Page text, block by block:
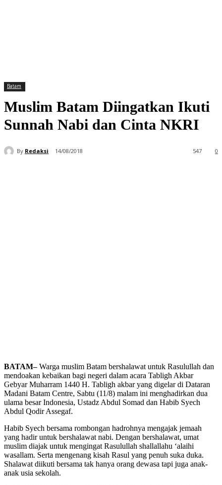
Batam
Muslim Batam Diingatkan Ikuti
Sunnah Nabi dan Cinta NKRI
By Redaksi 14/08/2018 0
547
BATAM–Warga muslim Batam bershalawat untuk Rasulullah dan
mendoakan kebaikan bagi negeri dalam acara Tabligh Akbar
Gebyar Muharram 1440 H. Tabligh akbar yang digelar di Dataran
Madani Batam Centre, Sabtu (11/8) malam ini menghadirkan dua
ulama besar Indonesia, Ustadz Abdul Somad dan Habib Syech
Abdul Qodir Assegaf.
Habib Syech bersama rombongan hadrohnya mengajak jemaah
yang hadir untuk bershalawat nabi. Dengan bershalawat, umat
muslim diajak untuk mengingat Rasulullah shallallahu ‘alaihi
wasallam. Serta mengenang kisah Rasul yang penuh suka duka.
Shalawat diikuti bersama tak hanya orang dewasa tapi juga anak-
anak usia sekolah.